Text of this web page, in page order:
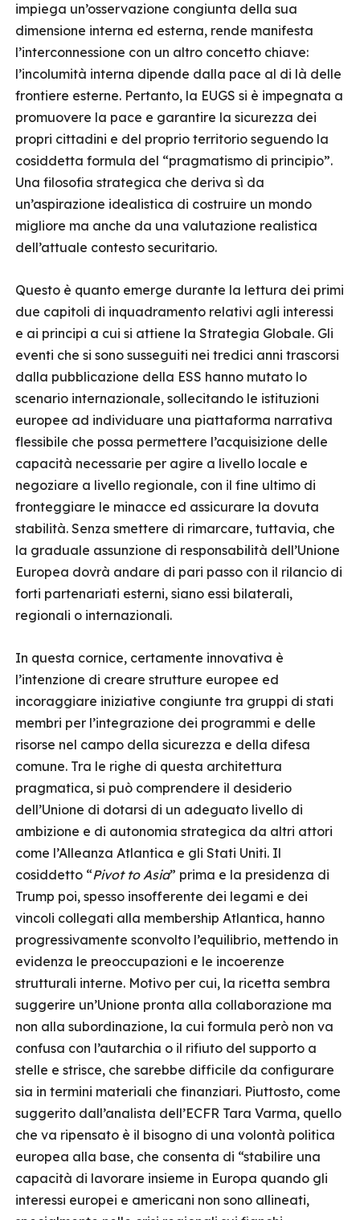
impiega un’osservazione congiunta della sua
dimensione interna ed esterna, rende manifesta
l’interconnessione con un altro concetto chiave:
l’incolumità interna dipende dalla pace al di là delle
frontiere esterne. Pertanto, la EUGS si è impegnata a
promuovere la pace e garantire la sicurezza dei
propri cittadini e del proprio territorio seguendo la
cosiddetta formula del “pragmatismo di principio”.
Una filosofia strategica che deriva sì da
un’aspirazione idealistica di costruire un mondo
migliore ma anche da una valutazione realistica
dell’attuale contesto securitario.
Questo è quanto emerge durante la lettura dei primi
due capitoli di inquadramento relativi agli interessi
e ai principi a cui si attiene la Strategia Globale. Gli
eventi che si sono susseguiti nei tredici anni trascorsi
dalla pubblicazione della ESS hanno mutato lo
scenario internazionale, sollecitando le istituzioni
europee ad individuare una piattaforma narrativa
flessibile che possa permettere l’acquisizione delle
capacità necessarie per agire a livello locale e
negoziare a livello regionale, con il fine ultimo di
fronteggiare le minacce ed assicurare la dovuta
stabilità. Senza smettere di rimarcare, tuttavia, che
la graduale assunzione di responsabilità dell’Unione
Europea dovrà andare di pari passo con il rilancio di
forti partenariati esterni, siano essi bilaterali,
regionali o internazionali.
In questa cornice, certamente innovativa è
l’intenzione di creare strutture europee ed
incoraggiare iniziative congiunte tra gruppi di stati
membri per l’integrazione dei programmi e delle
risorse nel campo della sicurezza e della difesa
comune. Tra le righe di questa architettura
pragmatica, si può comprendere il desiderio
dell’Unione di dotarsi di un adeguato livello di
ambizione e di autonomia strategica da altri attori
come l’Alleanza Atlantica e gli Stati Uniti. Il
cosiddetto “Pivot to Asia” prima e la presidenza di
Trump poi, spesso insofferente dei legami e dei
vincoli collegati alla membership Atlantica, hanno
progressivamente sconvolto l’equilibrio, mettendo in
evidenza le preoccupazioni e le incoerenze
strutturali interne. Motivo per cui, la ricetta sembra
suggerire un’Unione pronta alla collaborazione ma
non alla subordinazione, la cui formula però non va
confusa con l’autarchia o il rifiuto del supporto a
stelle e strisce, che sarebbe difficile da configurare
sia in termini materiali che finanziari. Piuttosto, come
suggerito dall’analista dell’ECFR Tara Varma, quello
che va ripensato è il bisogno di una volontà politica
europea alla base, che consenta di “stabilire una
capacità di lavorare insieme in Europa quando gli
interessi europei e americani non sono allineati,